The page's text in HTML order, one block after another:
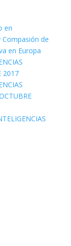
en
de
en Europa
2017